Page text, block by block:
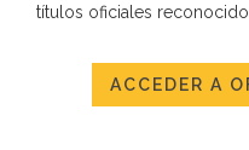
títulos oficiales
ACCEDER A